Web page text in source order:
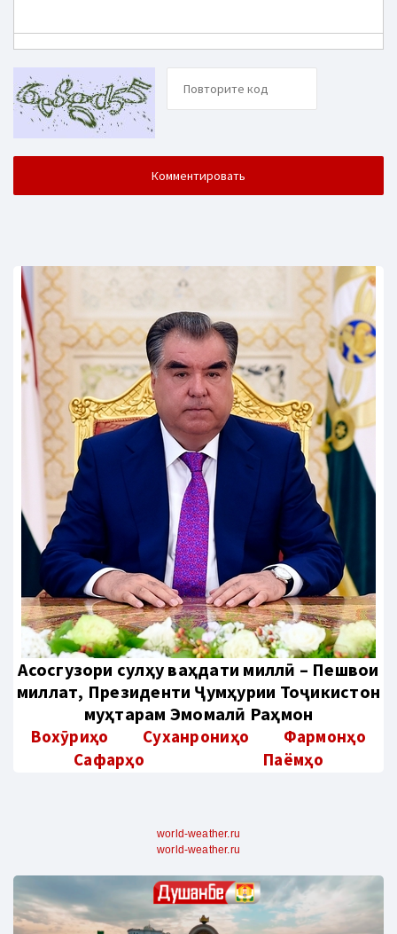
Aсосгузори сулҳу ваҳдати миллӣ – Пешвои
миллат, Президенти Ҷумҳурии Тоҷикистон
муҳтарам Эмомалӣ Раҳмон
Вохӯриҳо Суханрониҳо
Фармонҳо
Сафарҳо
Паёмҳо
world-weather.ru
world-weather.ru